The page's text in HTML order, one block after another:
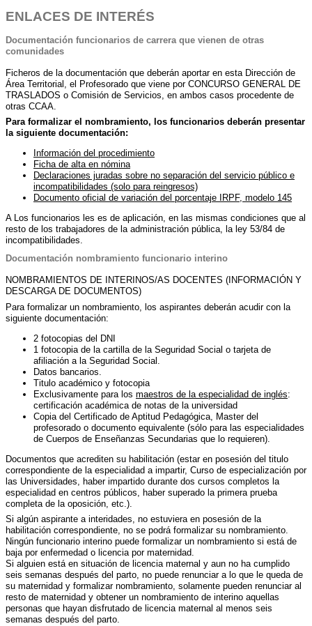
ENLACES DE INTERÉS
Documentación funcionarios de carrera que vienen de otras
comunidades
Ficheros de la documentación que deberán aportar en esta Dirección de
Área Territorial, el Profesorado que viene por CONCURSO GENERAL DE
TRASLADOS o Comisión de Servicios, en ambos casos procedente de
otras CCAA.
Para formalizar el nombramiento, los funcionarios deberán presentar
la siguiente documentación:
Información del procedimiento
Ficha de alta en nómina
Declaraciones juradas sobre no separación del servicio público e
incompatibilidades (solo para reingresos)
Documento oficial de variación del porcentaje IRPF, modelo 145
A Los funcionarios les es de aplicación, en las mismas condiciones que al
resto de los trabajadores de la administración pública, la ley 53/84 de
incompatibilidades.
Documentación nombramiento funcionario interino
NOMBRAMIENTOS DE INTERINOS/AS DOCENTES (INFORMACIÓN Y
DESCARGA DE DOCUMENTOS)
Para formalizar un nombramiento, los aspirantes deberán acudir con la
siguiente documentación:
2 fotocopias del DNI
1 fotocopia de la cartilla de la Seguridad Social o tarjeta de
afiliación a la Seguridad Social.
Datos bancarios.
Titulo académico y fotocopia
Exclusivamente para los maestros de la especialidad de inglés:
certificación académica de notas de la universidad
Copia del Certificado de Aptitud Pedagógica, Master del
profesorado o documento equivalente (sólo para las especialidades
de Cuerpos de Enseñanzas Secundarias que lo requieren).
Documentos que acrediten su habilitación (estar en posesión del titulo
correspondiente de la especialidad a impartir, Curso de especialización por
las Universidades, haber impartido durante dos cursos completos la
especialidad en centros públicos, haber superado la primera prueba
completa de la oposición, etc.).
Si algún aspirante a interidades, no estuviera en posesión de la
habilitación correspondiente, no se podrá formalizar su nombramiento.
Ningún funcionario interino puede formalizar un nombramiento si está de
baja por enfermedad o licencia por maternidad.
Si alguien está en situación de licencia maternal y aun no ha cumplido
seis semanas después del parto, no puede renunciar a lo que le queda de
su maternidad y formalizar nombramiento, solamente pueden renunciar al
resto de maternidad y obtener un nombramiento de interino aquellas
personas que hayan disfrutado de licencia maternal al menos seis
semanas después del parto.